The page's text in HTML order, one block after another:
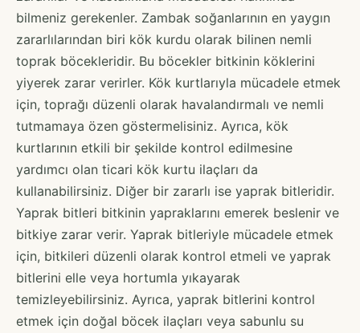
bilmeniz gerekenler. Zambak soğanlarının en yaygın
zararlılarından biri kök kurdu olarak bilinen nemli
toprak böcekleridir. Bu böcekler bitkinin köklerini
yiyerek zarar verirler. Kök kurtlarıyla mücadele etmek
için, toprağı düzenli olarak havalandırmalı ve nemli
tutmamaya özen göstermelisiniz. Ayrıca, kök
kurtlarının etkili bir şekilde kontrol edilmesine
yardımcı olan ticari kök kurtu ilaçları da
kullanabilirsiniz. Diğer bir zararlı ise yaprak bitleridir.
Yaprak bitleri bitkinin yapraklarını emerek beslenir ve
bitkiye zarar verir. Yaprak bitleriyle mücadele etmek
için, bitkileri düzenli olarak kontrol etmeli ve yaprak
bitlerini elle veya hortumla yıkayarak
temizleyebilirsiniz. Ayrıca, yaprak bitlerini kontrol
etmek için doğal böcek ilaçları veya sabunlu su